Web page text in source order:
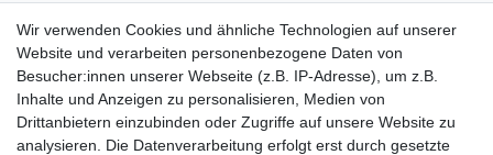
Echtheit von Kundenbewertungen
Messer Info Forum
Messer schärfen
Messerhersteller
Stahltabelle
Wir verwenden Cookies und ähnliche Technologien auf unserer
Website und verarbeiten personenbezogene Daten von
Besucher:innen unserer Webseite (z.B. IP-Adresse), um z.B.
Inhalte und Anzeigen zu personalisieren, Medien von
Drittanbietern einzubinden oder Zugriffe auf unsere Website zu
analysieren. Die Datenverarbeitung erfolgt erst durch gesetzte